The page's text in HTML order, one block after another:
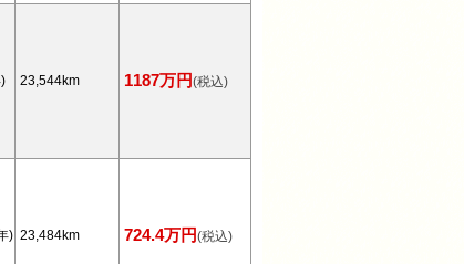
23,544km 1187万円(税込)
) 23,484km 724.4万円(税込)